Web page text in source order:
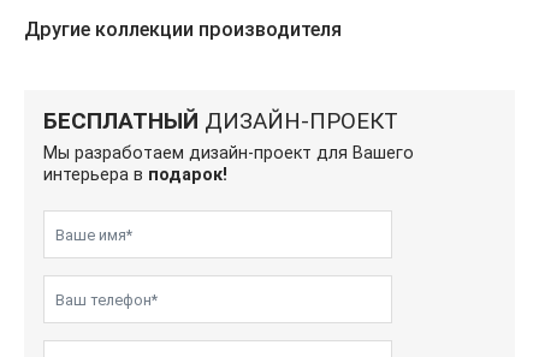
Другие коллекции производителя
БЕСПЛАТНЫЙ ДИЗАЙН-ПРОЕКТ
Мы разработаем дизайн-проект для Вашего
интерьера в подарок!